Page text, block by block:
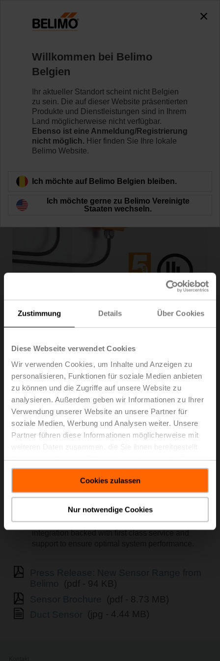
Zustimmung Details Über Cookies
Diese Webseite verwendet Cookies
Wir verwenden Cookies, um Inhalte und Anzeigen zu
personalisieren, Funktionen für soziale Medien anbieten
zu können und die Zugriffe auf unsere Website zu
analysieren. Außerdem geben wir Informationen zu Ihrer
Verwendung unserer Website an unsere Partner für
soziale Medien, Werbung und Analysen weiter. Unsere
Partner führen diese Informationen möglicherweise mit
gesammelt haben.
Cookies zulassen
Nur notwendige Cookies
Home News
Seamlessly Integrated
The new sensor offering is the result of over four
the perfect complement to Belimo actuators and valves,
optimizing energy efficiency and system performance.
Belimo sensors seamlessly integrate into major building
automation systems (BAS) with the same quality,
reliability, and value that define Belimo. Belimo’s
expertise and ability to innovate are evident with the
universal compact enclosure design, intuitive screwless
snap cover, and detachable mounting plate making
installation and commissioning easy.
/ IP65 certification will provide reliability over the
life cycle of the building.
Fast installation and commissioning with a
screwless, snap-on cover and detachable
mounting plate.
Compact modular design provides seamless
(pdf - 94 KB)
(pdf - 8.73 MB)
(jpg - 4.44 MB)
Willkommen bei Belimo
Belgien
Ihr aktueller Standort scheint nicht Belgien
zu sein. Die auf dieser Website präsentierten
Produkte und Dienstleistungen sind in Ihrem
Land möglicherweise nicht verfügbar.
Ebenso ist eine Anmeldung/Registrierung
nicht möglich. Hier finden Sie Ihre lokale
Belimo Website.
Ich möchte auf Belimo Belgien bleiben.
Ich möchte gerne zu Belimo Vereinigte
Staaten wechseln.